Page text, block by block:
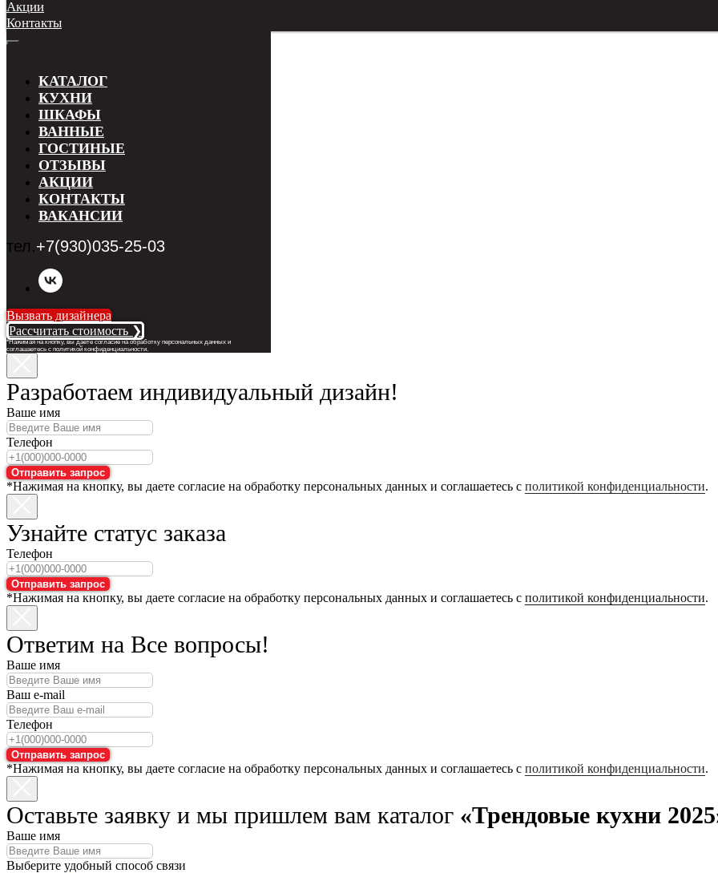
Акции
Контакты
КАТАЛОГ
КУХНИ
ШКАФЫ
ВАННЫЕ
ГОСТИНЫЕ
ОТЗЫВЫ
АКЦИИ
КОНТАКТЫ
ВАКАНСИИ
тел.+7(930)035-25-03
Вызвать дизайнера
Рассчитать стоимость ❯
*Нажимая на кнопку, вы даете согласие на обработку персональных данных и
соглашаетесь с политикой конфиденциальности.
Разработаем индивидуальный дизайн!
Ваше имя
Телефон
Отправить запрос
*Нажимая на кнопку, вы даете согласие на обработку персональных данных и соглашаетесь с политикой конфиденциальности.
Узнайте статус заказа
Телефон
Отправить запрос
*Нажимая на кнопку, вы даете согласие на обработку персональных данных и соглашаетесь с политикой конфиденциальности.
Ответим на Все вопросы!
Ваше имя
Ваш e-mail
Телефон
Отправить запрос
*Нажимая на кнопку, вы даете согласие на обработку персональных данных и соглашаетесь с политикой конфиденциальности.
Оставьте заявку и мы пришлем вам каталог «Трендовые кухни
Ваше имя
Выберите удобный способ связи